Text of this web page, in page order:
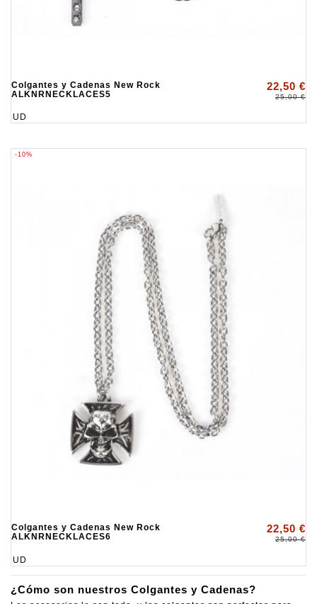
Colgantes y Cadenas New Rock
ALKNRNECKLACES5
22,50 €
25,00 €
UD
-10%
Colgantes y Cadenas New Rock
ALKNRNECKLACES6
22,50 €
25,00 €
UD
¿Cómo son nuestros Colgantes y Cadenas?